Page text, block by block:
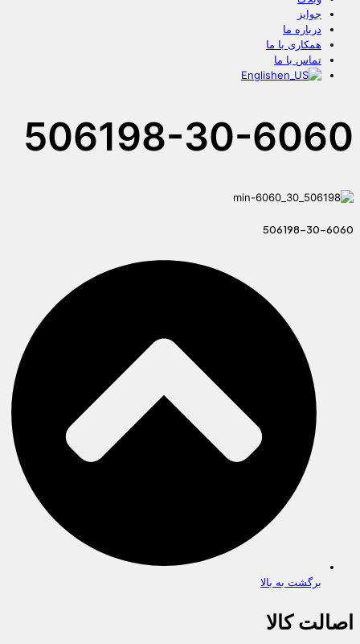
جوایز
درباره ما
همکاری با ما
تماس با ما
English
506198-30-6060
506198-30-6060
برگشت به بالا
اصالت کالا